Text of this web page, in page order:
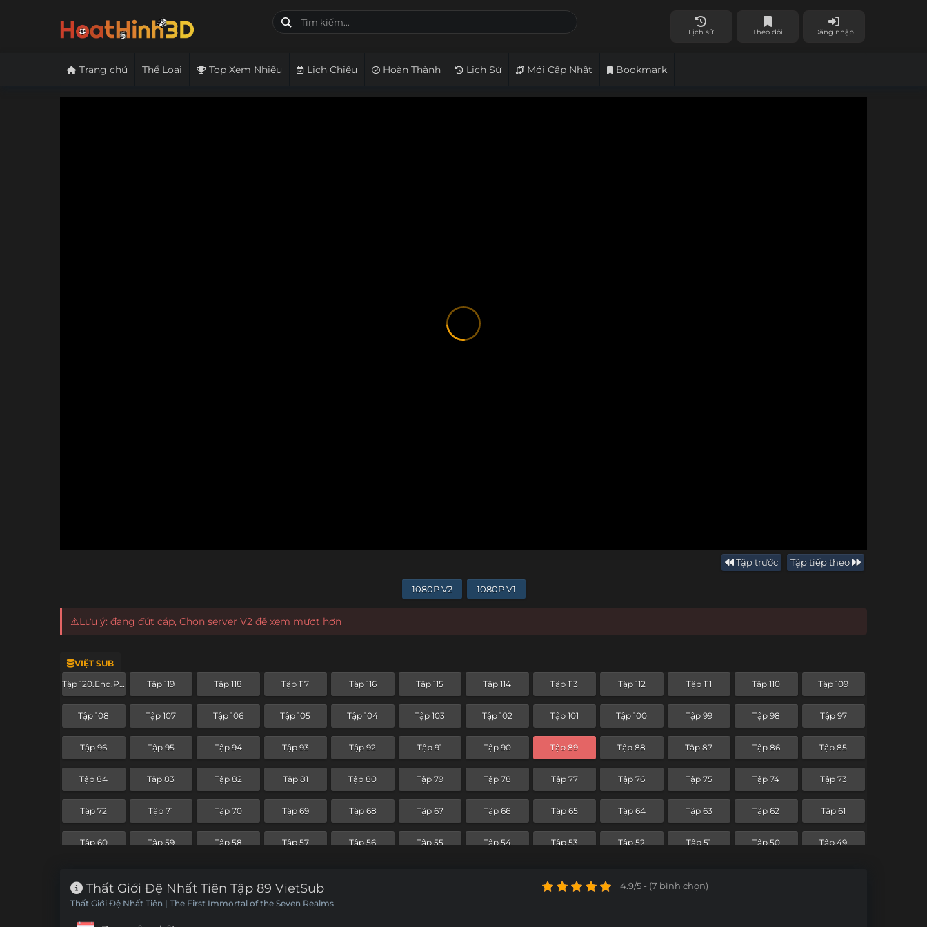
Lịch sử Theo dõi Đăng nhập
Trang chủ Thể Loại Top Xem Nhiều Lịch Chiếu Hoàn Thành Lịch Sử Mới Cập Nhật Bookmark
Tập trước Tập tiếp theo
1080P V2 1080P V1
⚠️Lưu ý: đang đứt cáp, Chọn server V2 để xem mượt hơn
VIỆT SUB
Tập 120.End.Part Tập 119 Tập 118 Tập 117 Tập 116 Tập 115 Tập 114 Tập 113 Tập 112 Tập 111 Tập 110 Tập 109
Tập 108 Tập 107 Tập 106 Tập 105 Tập 104 Tập 103 Tập 102 Tập 101 Tập 100 Tập 99 Tập 98 Tập 97
Tập 96 Tập 95 Tập 94 Tập 93 Tập 92 Tập 91 Tập 90 Tập 89 Tập 88 Tập 87 Tập 86 Tập 85
Tập 84 Tập 83 Tập 82 Tập 81 Tập 80 Tập 79 Tập 78 Tập 77 Tập 76 Tập 75 Tập 74 Tập 73
Tập 72 Tập 71 Tập 70 Tập 69 Tập 68 Tập 67 Tập 66 Tập 65 Tập 64 Tập 63 Tập 62 Tập 61
Tập 60 Tập 59 Tập 58 Tập 57 Tập 56 Tập 55 Tập 54 Tập 53 Tập 52 Tập 51 Tập 50 Tập 49
Tập 36 Tập 35 Tập 34 Tập 33
Thất Giới Đệ Nhất Tiên Tập 89 VietSub
Thất Giới Đệ Nhất Tiên | The First Immortal of the Seven Realms
4.9/5 - (7 bình chọn)